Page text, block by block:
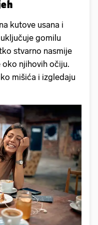
kutove usana i
gomilu
stvarno nasmije
njihovih očiju.
mišića i izgledaju